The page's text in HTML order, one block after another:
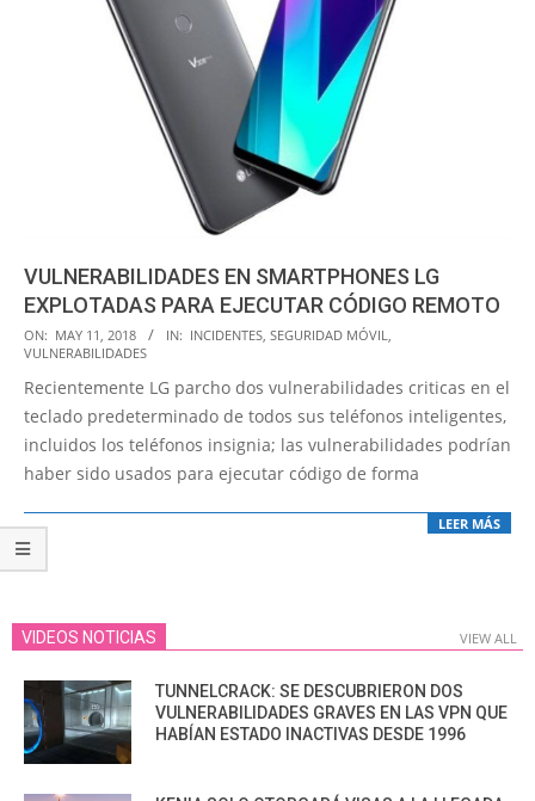
VULNERABILIDADES EN SMARTPHONES LG
EXPLOTADAS PARA EJECUTAR CÓDIGO REMOTO
2018-
05-
11
ON: MAY 11, 2018 IN: INCIDENTES SEGURIDAD MÓVIL
VULNERABILIDADES
Recientemente LG parcho dos vulnerabilidades criticas en el
teclado predeterminado de todos sus teléfonos inteligentes,
incluidos los teléfonos insignia; las vulnerabilidades podrían
haber sido usados para ejecutar código de forma
LEER MÁS
VIDEOS NOTICIAS VIEW ALL
TUNNELCRACK: SE DESCUBRIERON DOS
VULNERABILIDADES GRAVES EN LAS VPN QUE
HABÍAN ESTADO INACTIVAS DESDE 1996